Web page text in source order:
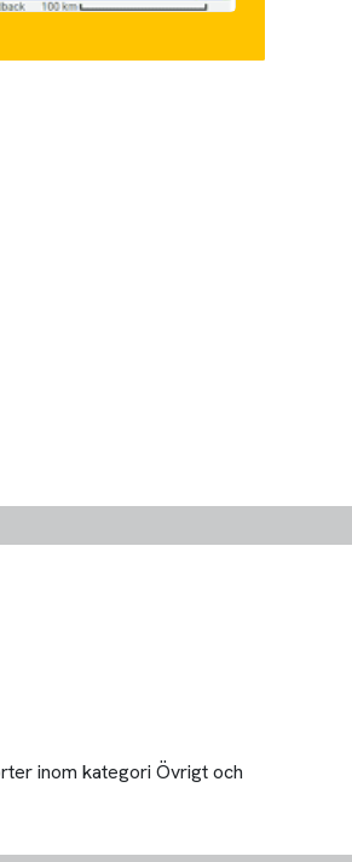
inom kategori Övrigt och